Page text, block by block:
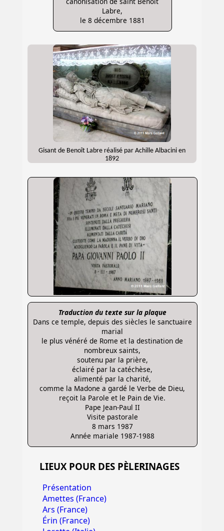
Labre,
le 8 décembre 1881
Gisant de Benoît Labre réalisé par Achille Albacini en
1892
Traduction du texte sur la plaque
Dans ce temple, depuis des siècles le sanctuaire
marial
le plus vénéré de Rome et la destination de
nombreux saints,
soutenu par la prière,
éclairé par la catéchèse,
alimenté par la charité,
comme la Madone a gardé le Verbe de Dieu,
reçoit la Parole et le Pain de Vie.
Pape Jean-Paul II
Visite pastorale
8 mars 1987
Année mariale 1987-1988
LIEUX POUR DES PÈLERINAGES
Présentation
Amettes (France)
Ars (France)
Érin (France)